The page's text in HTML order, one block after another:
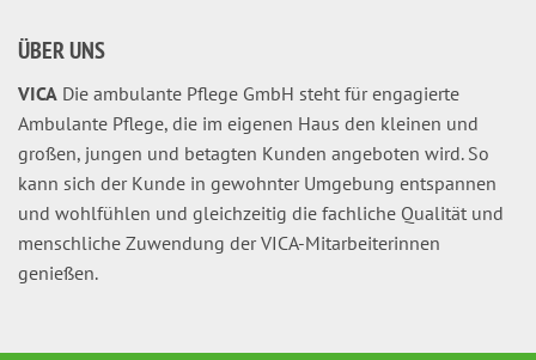
ÜBER UNS
VICA Die ambulante Pflege GmbH steht für engagierte
Ambulante Pflege, die im eigenen Haus den kleinen und
großen, jungen und betagten Kunden angeboten wird. So
kann sich der Kunde in gewohnter Umgebung entspannen
und wohlfühlen und gleichzeitig die fachliche Qualität und
menschliche Zuwendung der VICA-Mitarbeiterinnen
genießen.